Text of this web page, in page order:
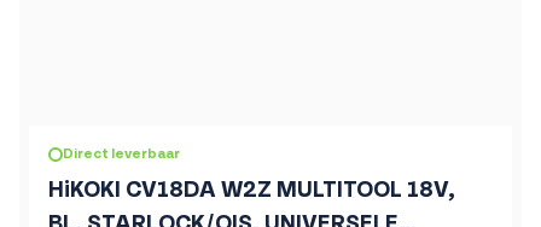
Direct leverbaar
HiKOKI CV18DA W2Z MULTITOOL 18V,